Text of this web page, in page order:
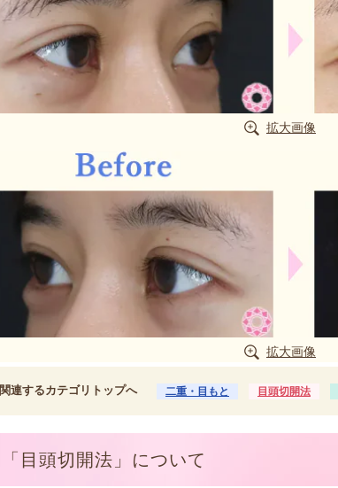
拡大画像
拡大画像
関連するカテゴリトップへ 二重・目もと 目頭切開法
「目頭切開法」について